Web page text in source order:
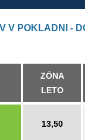
V POKLADNI -
ZÓNA
LETO
13,50